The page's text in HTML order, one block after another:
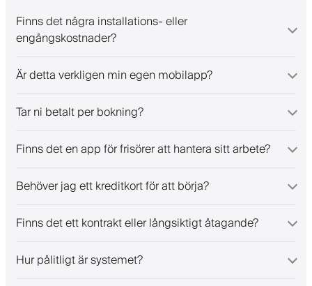
Finns det några installations- eller
engångskostnader?
Är detta verkligen min egen mobilapp?
Tar ni betalt per bokning?
Finns det en app för frisörer att hantera sitt arbete?
Behöver jag ett kreditkort för att börja?
Finns det ett kontrakt eller långsiktigt åtagande?
Hur pålitligt är systemet?